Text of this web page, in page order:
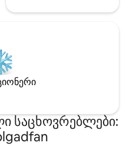
საცხოვრებლები: